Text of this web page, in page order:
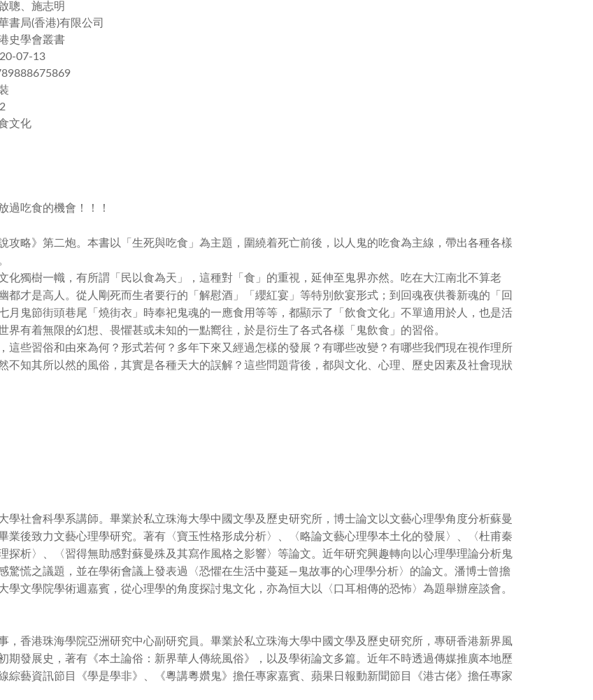
、施志明
局(香港)有限公司
史學會叢書
07-13
文化
過吃食的機會！！！
攻略》第二炮。本書以「生死與吃食」為主題，圍繞着死亡前後，以人鬼的吃食為主線，帶出各種各樣
化獨樹一幟，有所謂「民以食為天」，這種對「食」的重視，延伸至鬼界亦然。吃在大江南北不算老
都才是高人。從人剛死而生者要行的「解慰酒」「纓紅宴」等特別飲宴形式；到回魂夜供養新魂的「回
月鬼節街頭巷尾「燒街衣」時奉祀鬼魂的一應食用等等，都顯示了「飲食文化」不單適用於人，也是活
界有着無限的幻想、畏懼甚或未知的一點嚮往，於是衍生了各式各樣「鬼飲食」的習俗。
這些習俗和由來為何？形式若何？多年下來又經過怎樣的發展？有哪些改變？有哪些我們現在視作理所
不知其所以然的風俗，其實是各種天大的誤解？這些問題背後，都與文化、心理、歷史因素及社會現狀
學社會科學系講師。畢業於私立珠海大學中國文學及歷史研究所，博士論文以文藝心理學角度分析蘇曼
業後致力文藝心理學研究。著有〈寶玉性格形成分析〉、〈略論文藝心理學本土化的發展〉、〈杜甫秦
探析〉、〈習得無助感對蘇曼殊及其寫作風格之影響〉等論文。近年研究興趣轉向以心理學理論分析鬼
驚慌之議題，並在學術會議上發表過〈恐懼在生活中蔓延—鬼故事的心理學分析〉的論文。潘博士曾擔
學文學院學術週嘉賓，從心理學的角度探討鬼文化，亦為恒大以〈口耳相傳的恐怖〉為題舉辦座談會。
，香港珠海學院亞洲研究中心副研究員。畢業於私立珠海大學中國文學及歷史研究所，專研香港新界風
期發展史，著有《本土論俗：新界華人傳統風俗》，以及學術論文多篇。近年不時透過傳媒推廣本地歷
綜藝資訊節目《學是學非》、《粵講粵㜺鬼》擔任專家嘉賓、蘋果日報動新聞節目《港古佬》擔任專家